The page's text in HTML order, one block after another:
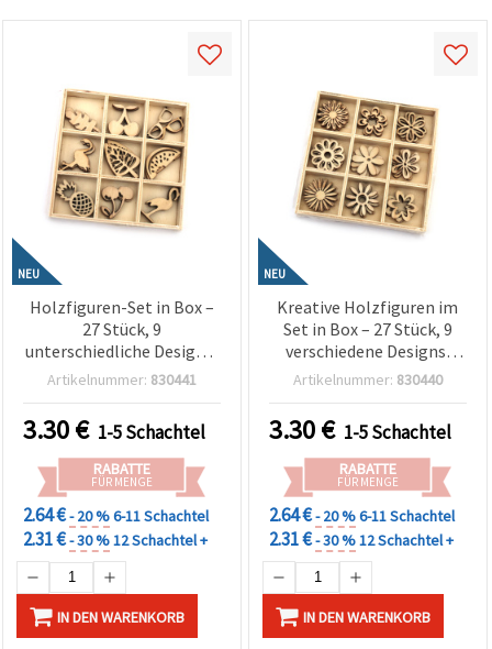
NEU
Holzfiguren-Set in Box –
27 Stück, 9
unterschiedliche Designs,
Größe 28±40 x 11±26 x 3
Dekorieren,
Scrapbooking, Geschenke
verpacken & DIY-
Bastelprojekte (sortiert)
Artikelnummer: 830441
3.30€ 1-5 Schachtel
RABATTE
FÜR MENGE
2.64 €- 20 %6-11 Schachtel
2.31 €- 30 %12 Schachtel +
IN DEN WARENKORB
NEU
Kreative Holzfiguren im
Set in Box – 27 Stück, 9
verschiedene Designs,
Größe 24±29 x 24±29 x 3
Dekorieren,
Scrapbooking,
Geschenkverpackung &
DIY-Kunstprojekte
Artikelnummer: 830440
3.30€ 1-5 Schachtel
RABATTE
FÜR MENGE
2.64 €- 20 %6-11 Schachtel
2.31 €- 30 %12 Schachtel +
IN DEN WARENKORB